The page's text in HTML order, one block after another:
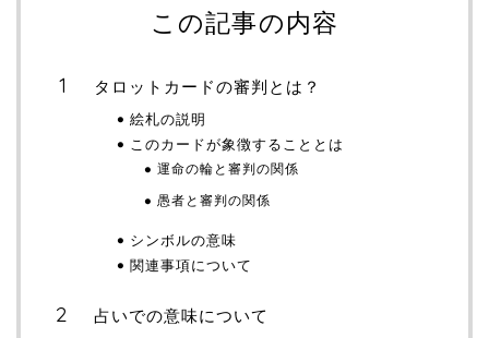
この記事の内容
タロットカードの審判とは？
絵札の説明
このカードが象徴することとは
運命の輪と審判の関係
愚者と審判の関係
シンボルの意味
関連事項について
占いでの意味について